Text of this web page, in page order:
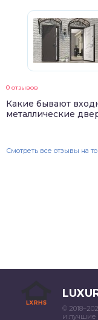
0 отзывов
Какие бывают
металлические
Смотреть все отзывы на
©
и лучшие